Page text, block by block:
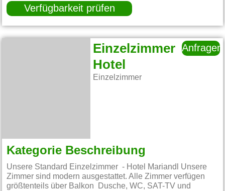
Verfügbarkeit prüfen
Einzelzimmer
Hotel
Einzelzimmer
Anfragen
Kategorie Beschreibung
Unsere Standard Einzelzimmer - Hotel Mariandl Unsere
Zimmer sind modern ausgestattet. Alle Zimmer verfügen
größtenteils über Balkon Dusche, WC, SAT-TV und